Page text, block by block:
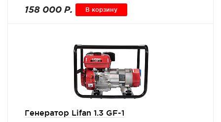
158 000 Р. В корзину
Генератор Lifan 1.3 GF-1